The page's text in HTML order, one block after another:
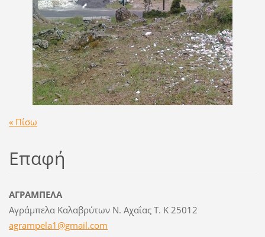
« Πίσω
Επαφή
ΑΓΡΑΜΠΕΛΑ
Αγράμπελα Καλαβρύτων Ν. Αχαΐας Τ. Κ 25012
agrampela1@gmail.com